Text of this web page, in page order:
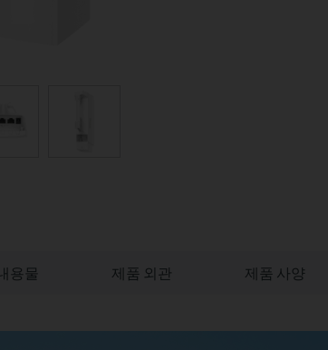
용물 제품 외관 제품 사양